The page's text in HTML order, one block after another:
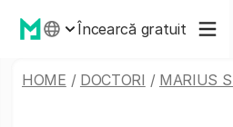
Încearcă gratuit
HOME / DOCTORI / MARIUS